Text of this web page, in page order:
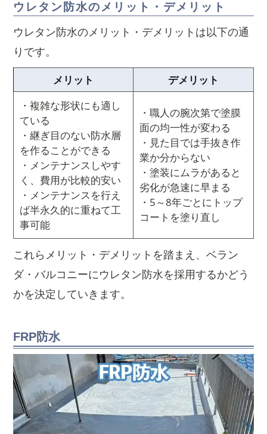
ウレタン防水のメリット・デメリット
ウレタン防水のメリット・デメリットは以下の通
りです。
メリット
デメリット
・複雑な形状にも適し
ている
・継ぎ目のない防水層
を作ることができる
・メンテナンスしやす
く、費用が比較的安い
・メンテナンスを行え
ば半永久的に重ねて工
事可能
・職人の腕次第で塗膜
面の均一性が変わる
・見た目では手抜き作
業か分からない
・塗装にムラがあると
劣化が急速に早まる
・5～8年ごとにトップ
コートを塗り直し
これらメリット・デメリットを踏まえ、ベラン
ダ・バルコニーにウレタン防水を採用するかどう
かを決定していきます。
FRP防水